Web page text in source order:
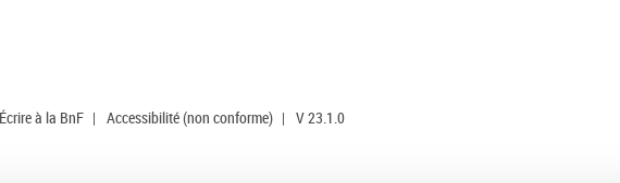
Écrire à la BnF | Accessibilité (non conforme) | V 23.1.0